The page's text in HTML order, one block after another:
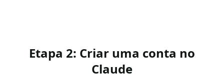
Etapa 2: Criar uma conta no
Claude